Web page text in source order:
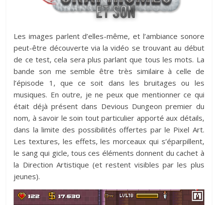
Les images parlent d’elles-même, et l’ambiance sonore
peut-être découverte via la vidéo se trouvant au début
de ce test, cela sera plus parlant que tous les mots. La
bande son me semble être très similaire à celle de
l’épisode 1, que ce soit dans les bruitages ou les
musiques. En outre, je ne peux que mentionner ce qui
était déjà présent dans Devious Dungeon premier du
nom, à savoir le soin tout particulier apporté aux détails,
dans la limite des possibilités offertes par le Pixel Art.
Les textures, les effets, les morceaux qui s’éparpillent,
le sang qui gicle, tous ces éléments donnent du cachet à
la Direction Artistique (et restent visibles par les plus
jeunes).